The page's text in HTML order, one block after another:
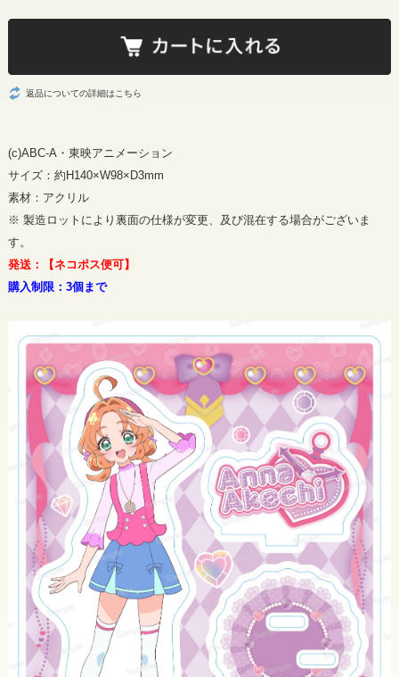
返品についての詳細はこちら
(c)ABC-A・東映アニメーション
サイズ：約H140×W98×D3mm
素材：アクリル
※ 製造ロットにより裏面の仕様が変更、及び混在する場合がございま
す。
発送：【ネコポス便可】
購入制限：3個まで